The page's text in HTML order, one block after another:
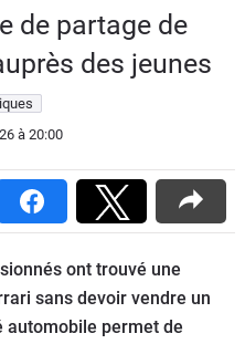
de partage de
des jeunes
à 20:00
ont trouvé une
sans devoir vendre un
automobile permet de